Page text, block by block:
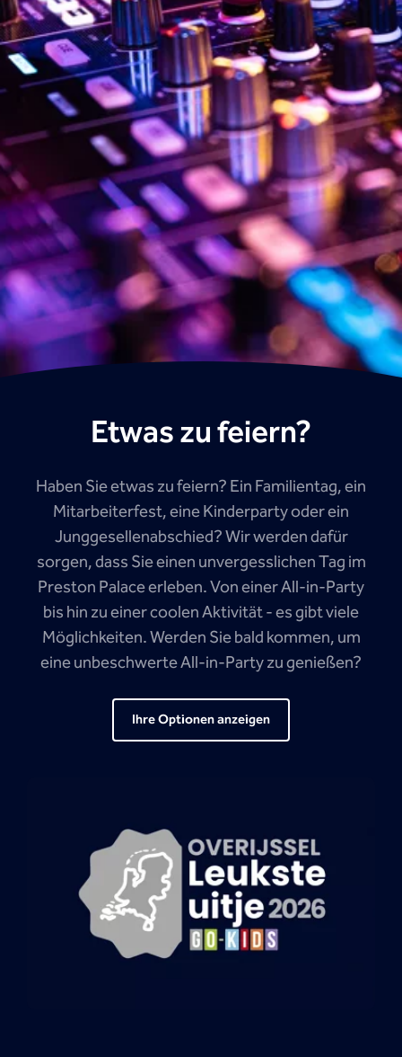
Etwas zu feiern?
Haben Sie etwas zu feiern? Ein Familientag, ein
Mitarbeiterfest, eine Kinderparty oder ein
Junggesellenabschied? Wir werden dafür
sorgen, dass Sie einen unvergesslichen Tag im
Preston Palace erleben. Von einer All-in-Party
bis hin zu einer coolen Aktivität - es gibt viele
Möglichkeiten. Werden Sie bald kommen, um
eine unbeschwerte All-in-Party zu genießen?
Ihre Optionen anzeigen